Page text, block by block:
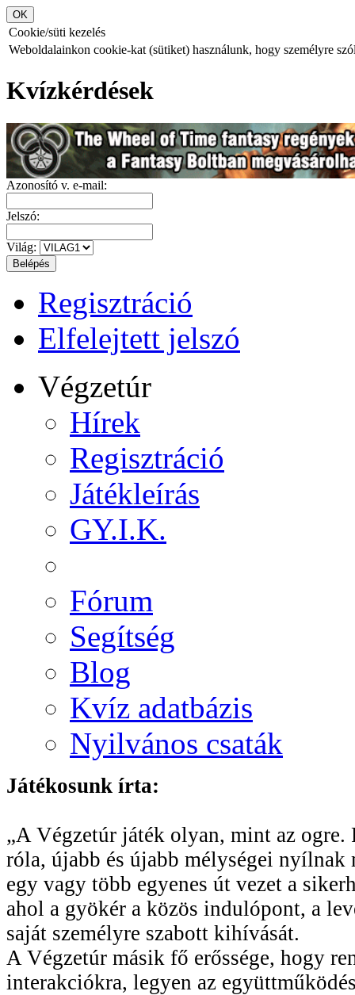
Cookie/süti kezelés
Weboldalainkon cookie-kat (sütiket) használunk, hogy személyre
Kvízkérdések
Azonosító v. e-mail:
Jelszó:
Világ:
Regisztráció
Elfelejtett jelszó
Végzetúr
Hírek
Regisztráció
Játékleírás
GY.I.K.
Fórum
Segítség
Blog
Kvíz adatbázis
Nyilvános csaták
Játékosunk írta:
„A Végzetúr játék olyan, mint az
róla, újabb és újabb mélységei
egy vagy több egyenes út vezet a
ahol a gyökér a közös indulópont, a
saját személyre szabott kihívását.
A Végzetúr másik fő erőssége, hogy
interakciókra, legyen az